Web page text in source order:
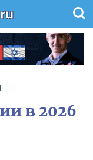
в 2026